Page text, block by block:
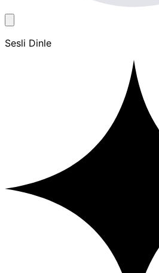
Sesli Dinle